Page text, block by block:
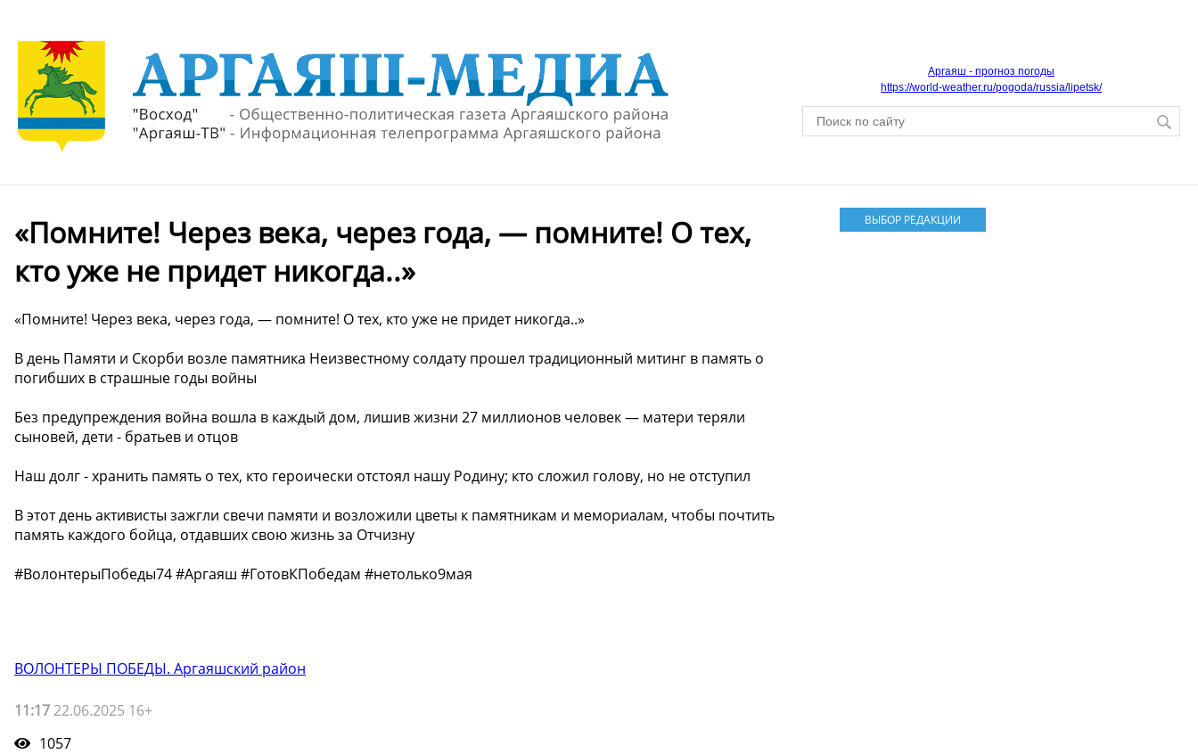
Аргаяш - прогноз погоды
https://world-weather.ru/pogoda/russia/lipetsk/
«Помните! Через века, через года, — помните! О тех,
кто уже не придет никогда..»
«Помните! Через века, через года, — помните! О тех, кто уже не придет никогда..»
В день Памяти и Скорби возле памятника Неизвестному солдату прошел традиционный митинг в память о
погибших в страшные годы войны
Без предупреждения война вошла в каждый дом, лишив жизни 27 миллионов человек — матери теряли
сыновей, дети - братьев и отцов
Наш долг - хранить память о тех, кто героически отстоял нашу Родину; кто сложил голову, но не отступил
В этот день активисты зажгли свечи памяти и возложили цветы к памятникам и мемориалам, чтобы почтить
память каждого бойца, отдавших свою жизнь за Отчизну
#ВолонтерыПобеды74 #Аргаяш #ГотовКПобедам #нетолько9мая
ВОЛОНТЕРЫ ПОБЕДЫ. Аргаяшский район
11:17 22.06.2025 16+
1057
ВЫБОР РЕДАКЦИИ